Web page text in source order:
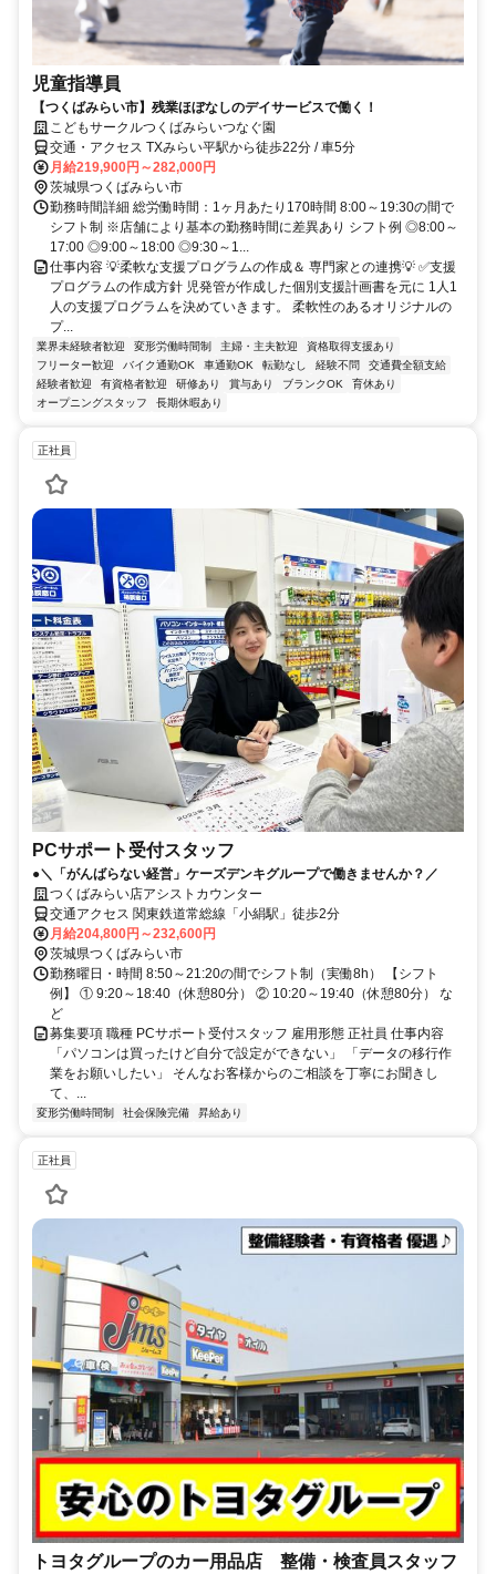
児童指導員
【つくばみらい市】残業ほぼなしのデイサービスで働く！
こどもサークルつくばみらいつなぐ園
交通・アクセス TXみらい平駅から徒歩22分 / 車5分
月給219,900円～282,000円
茨城県つくばみらい市
勤務時間詳細 総労働時間：1ヶ月あたり170時間 8:00～19:30の間で
シフト制 ※店舗により基本の勤務時間に差異あり シフト例 ◎8:00～
17:00 ◎9:00～18:00 ◎9:30～1...
仕事内容 💡柔軟な支援プログラムの作成＆ 専門家との連携💡 ✅支援
プログラムの作成方針 児発管が作成した個別支援計画書を元に 1人1
人の支援プログラムを決めていきます。 柔軟性のあるオリジナルの
プ...
業界未経験者歓迎 変形労働時間制 主婦・主夫歓迎
資格取得支援あり
フリーター歓迎
バイク通勤OK 車通勤OK 転勤なし 経験不問
交通費全額支給
経験者歓迎
有資格者歓迎 研修あり 賞与あり ブランクOK
育休あり
オープニングスタッフ
長期休暇あり
正社員
PCサポート受付スタッフ
●＼「がんばらない経営」ケーズデンキグループで働きませんか？／
つくばみらい店アシストカウンター
交通アクセス 関東鉄道常総線「小絹駅」徒歩2分
月給204,800円～232,600円
茨城県つくばみらい市
勤務曜日・時間 8:50～21:20の間でシフト制（実働8h） 【シフト
例】 ① 9:20～18:40（休憩80分） ② 10:20～19:40（休憩80分） な
ど
募集要項 職種 PCサポート受付スタッフ 雇用形態 正社員 仕事内容
「パソコンは買ったけど自分で設定ができない」 「データの移行作
業をお願いしたい」 そんなお客様からのご相談を丁寧にお聞きし
て、...
変形労働時間制 社会保険完備 昇給あり
正社員
トヨタグループのカー用品店 整備・検査員スタッフ